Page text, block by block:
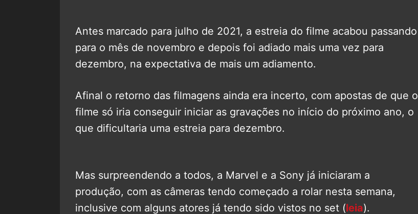
Antes marcado para julho de 2021, a estreia do filme acabou passando
para o mês de novembro e depois foi adiado mais uma vez para
dezembro, na expectativa de mais um adiamento.
Afinal o retorno das filmagens ainda era incerto, com apostas de que o
filme só iria conseguir iniciar as gravações no início do próximo ano, o
que dificultaria uma estreia para dezembro.
Mas surpreendendo a todos, a Marvel e a Sony já iniciaram a
produção, com as câmeras tendo começado a rolar nesta semana,
inclusive com alguns atores já tendo sido vistos no set (leia).